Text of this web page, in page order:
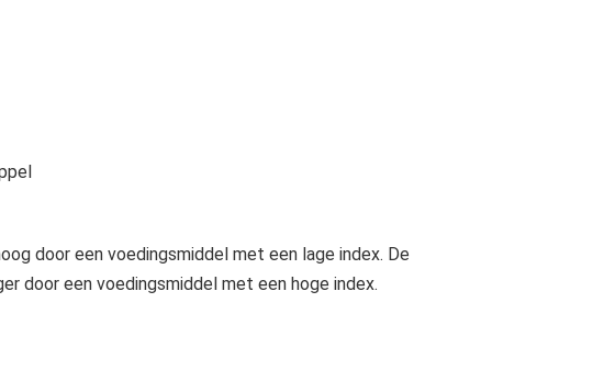
door een voedingsmiddel met een lage index. De
door een voedingsmiddel met een hoge index.